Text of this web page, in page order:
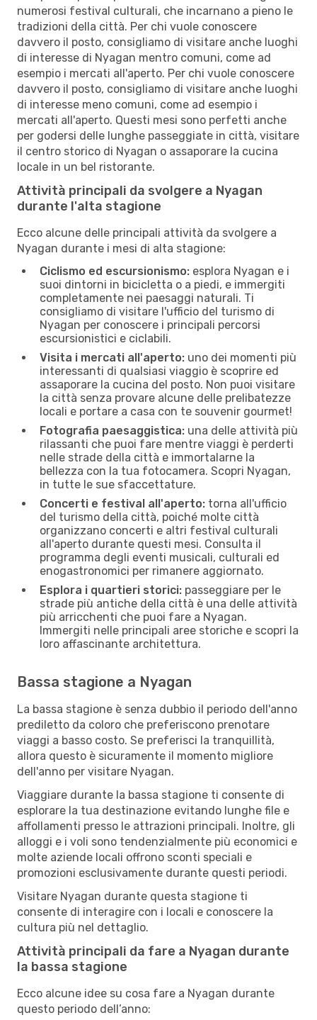
numerosi festival culturali, che incarnano a pieno le
tradizioni della città. Per chi vuole conoscere
davvero il posto, consigliamo di visitare anche luoghi
di interesse di Nyagan mentro comuni, come ad
esempio i mercati all'aperto. Per chi vuole conoscere
davvero il posto, consigliamo di visitare anche luoghi
di interesse meno comuni, come ad esempio i
mercati all'aperto. Questi mesi sono perfetti anche
per godersi delle lunghe passeggiate in città, visitare
il centro storico di Nyagan o assaporare la cucina
locale in un bel ristorante.
Attività principali da svolgere a Nyagan
durante l'alta stagione
Ecco alcune delle principali attività da svolgere a
Nyagan durante i mesi di alta stagione:
Ciclismo ed escursionismo: esplora Nyagan e i
suoi dintorni in bicicletta o a piedi, e immergiti
completamente nei paesaggi naturali. Ti
consigliamo di visitare l'ufficio del turismo di
Nyagan per conoscere i principali percorsi
escursionistici e ciclabili.
Visita i mercati all'aperto: uno dei momenti più
interessanti di qualsiasi viaggio è scoprire ed
assaporare la cucina del posto. Non puoi visitare
la città senza provare alcune delle prelibatezze
locali e portare a casa con te souvenir gourmet!
Fotografia paesaggistica: una delle attività più
rilassanti che puoi fare mentre viaggi è perderti
nelle strade della città e immortalarne la
bellezza con la tua fotocamera. Scopri Nyagan,
in tutte le sue sfaccettature.
Concerti e festival all'aperto: torna all'ufficio
del turismo della città, poiché molte città
organizzano concerti e altri festival culturali
all'aperto durante questi mesi. Consulta il
programma degli eventi musicali, culturali ed
enogastronomici per rimanere aggiornato.
Esplora i quartieri storici: passeggiare per le
strade più antiche della città è una delle attività
più arricchenti che puoi fare a Nyagan.
Immergiti nelle principali aree storiche e scopri la
loro affascinante architettura.
Bassa stagione a Nyagan
La bassa stagione è senza dubbio il periodo dell'anno
prediletto da coloro che preferiscono prenotare
viaggi a basso costo. Se preferisci la tranquillità,
allora questo è sicuramente il momento migliore
dell'anno per visitare Nyagan.
Viaggiare durante la bassa stagione ti consente di
esplorare la tua destinazione evitando lunghe file e
affollamenti presso le attrazioni principali. Inoltre, gli
alloggi e i voli sono tendenzialmente più economici e
molte aziende locali offrono sconti speciali e
promozioni esclusivamente durante questi periodi.
Visitare Nyagan durante questa stagione ti
consente di interagire con i locali e conoscere la
cultura più nel dettaglio.
Attività principali da fare a Nyagan durante
la bassa stagione
Ecco alcune idee su cosa fare a Nyagan durante
questo periodo dell’anno: